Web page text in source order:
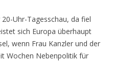
Uhr-Tagesschau, da fiel
sich Europa überhaupt
wenn Frau Kanzler und der
Wochen Nebenpolitik für